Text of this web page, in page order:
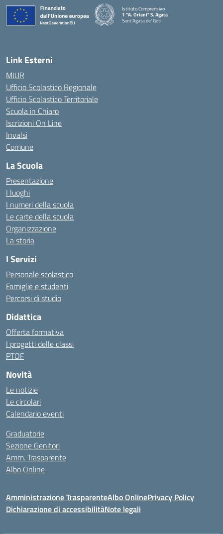
Istituto Comprensivo
1 "A. Oriani" S. Agata
Sant'Agata de' Goti
— Visita la pagina iniziale della scuola
Link Esterni
MIUR
Ufficio Scolastico Regionale
Ufficio Scolastico Territoriale
Scuola in Chiaro
Iscrizioni On Line
Invalsi
Comune
La Scuola
Presentazione
I luoghi
I numeri della scuola
Le carte della scuola
Organizzazione
La storia
I Servizi
Personale scolastico
Famiglie e studenti
Percorsi di studio
Didattica
Offerta formativa
I progetti delle classi
PTOF
Novità
Le notizie
Le circolari
Calendario eventi
Graduatorie
Sezione Genitori
Amm. Trasparente
Albo Online
Amministrazione TrasparenteAlbo OnlinePrivacy Policy
Dichiarazione di accessibilitàNote legali